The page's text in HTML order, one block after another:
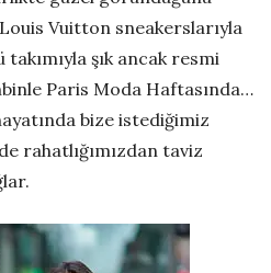
Vuitton sneakerslarıyla
şık ancak resmi
Paris Moda Haftasında…
bize istediğimiz
rahatlığımızdan taviz